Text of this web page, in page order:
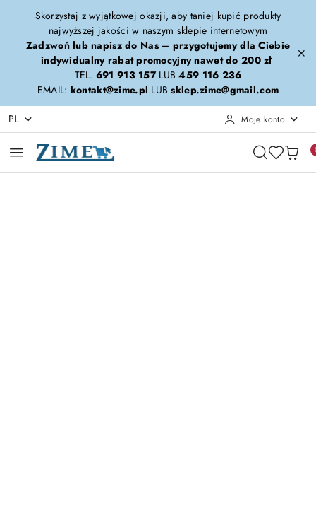
Przejdź do treści głównej
Przejdź do wyszukiwarki
Przejdź do moje konto
Przejdź do menu głównego
Przejdź do opisu produktu
Przejdź do stopki
Skorzystaj z wyjątkowej okazji, aby taniej kupić produkty
najwyższej jakości w naszym sklepie internetowym
Zadzwoń lub napisz do Nas – przygotujemy dla Ciebie
indywidualny rabat promocyjny nawet do 200 zł
TEL. 691 913 157LUB459 116 236
EMAIL: kontakt@zime.pl LUBsklep.zime@gmail.com
PL Moje konto